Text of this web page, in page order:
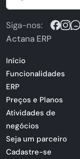
Siga-nos:
Actana ERP
Início
Funcionalidades
ERP
Preços e Planos
Atividades de
negócios
Seja um parceiro
Cadastre-se